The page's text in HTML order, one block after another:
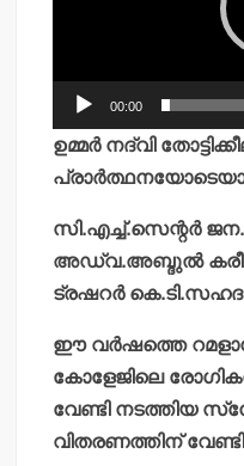
00:00
ഉമ്മര്‍ നദ്വി
സി.എച്ച്.സെന്റര്‍
അഡ്വ.അബ്ദുല്‍
ട്രഷറര്‍
ഈ വര്‍ഷത്തെ
കോളേജിലെ
വേണ്ടി നടത്തിയ
വിതരണത്തിന്